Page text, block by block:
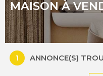
MAISON À
1 ANNONCE(S)